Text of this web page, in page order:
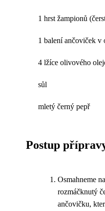
1 hrst žampionů
1 balení ančoviček v
4 lžíce olivového
sůl
mletý černý pepř
Postup
Osmahneme
rozmáčknutý
ančovičku,